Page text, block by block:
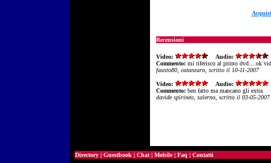
Recensioni
Video:
Audio:
Commento: mi riferisco al primo dvd....ok
fausto80, catanzaro, scritto il 10-11-2007
Video:
Audio:
Commento: ben fatto ma mancano gli extra
davide spirineo, salerno, scritto il 03-05-2007
Directory | Guestbook | Chat | Mobile| Faq | Contatti